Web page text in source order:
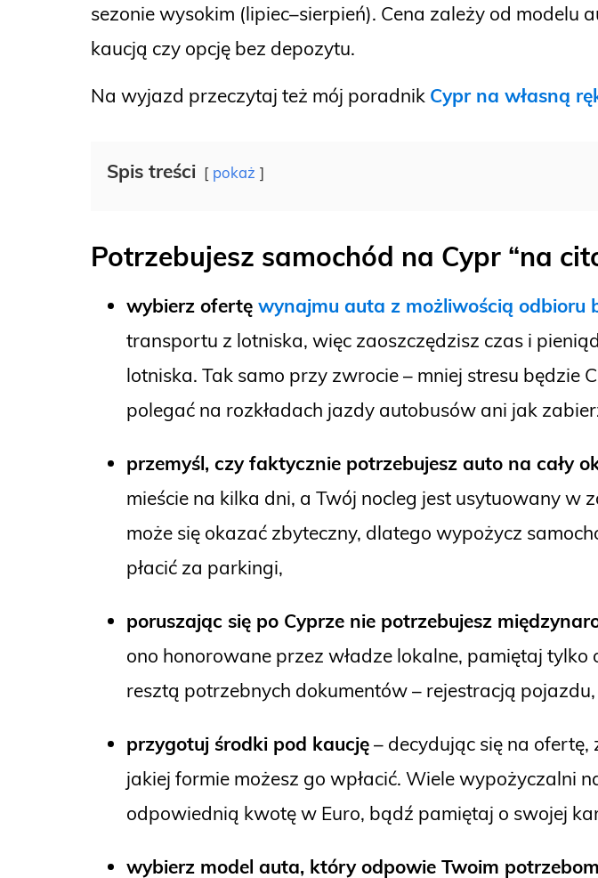
sezonie wysokim (lipiec–sierpień). Cena zależy od modelu
kaucją czy opcję bez depozytu.
Na wyjazd przeczytaj też mój poradnik Cypr na własną
Spis treści pokaż
Potrzebujesz samochód na Cypr “na
wybierz ofertę wynajmu auta z możliwością odbioru
transportu z lotniska, więc zaoszczędzisz czas i
lotniska. Tak samo przy zwrocie – mniej stresu będzie
polegać na rozkładach jazdy autobusów ani jak
przemyśl, czy faktycznie potrzebujesz auto na cały
mieście na kilka dni, a Twój nocleg jest usytuowany w
może się okazać zbyteczny, dlatego wypożycz
płacić za parkingi,
poruszając się po Cyprze nie potrzebujesz
ono honorowane przez władze lokalne, pamiętaj
resztą potrzebnych dokumentów – rejestracją
przygotuj środki pod kaucję– decydując się na
jakiej formie możesz go wpłacić. Wiele wypożyczalni
odpowiednią kwotę w Euro, bądź pamiętaj o swojej
wybierz model auta, który odpowie Twoim